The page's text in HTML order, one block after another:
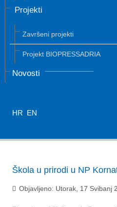
Projekti
Završeni projekti
Projekt BIOPRESSADRIA
Novosti
HR EN
Škola u prirodi u NP
Objavljeno: Utorak, 17 Svibanj